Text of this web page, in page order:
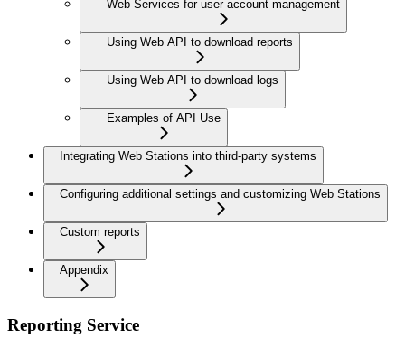
Web Services for user account management
Using Web API to download reports
Using Web API to download logs
Examples of API Use
Integrating Web Stations into third-party systems
Configuring additional settings and customizing Web Stations
Custom reports
Appendix
Reporting Service